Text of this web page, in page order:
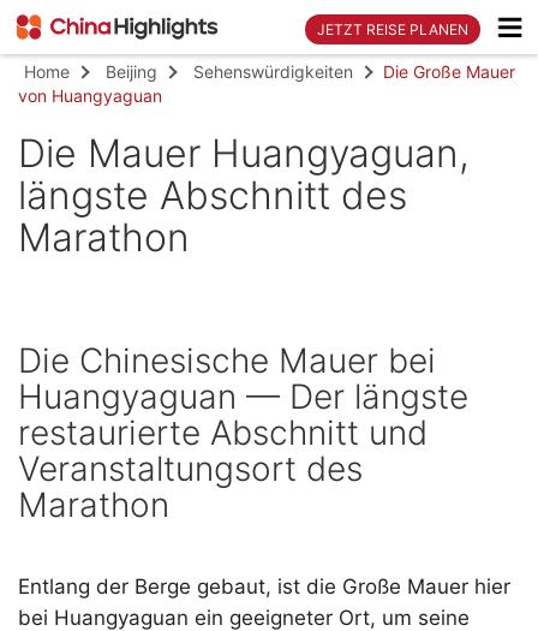
JETZT REISE PLANEN
Home Beijing Sehenswürdigkeiten
Die Große Mauer
von Huangyaguan
Die Mauer Huangyaguan,
längste Abschnitt des
Marathon
Die Chinesische Mauer bei
Huangyaguan — Der längste
restaurierte Abschnitt und
Veranstaltungsort des
Marathon
Entlang der Berge gebaut, ist die Große Mauer hier
bei Huangyaguan ein geeigneter Ort, um seine